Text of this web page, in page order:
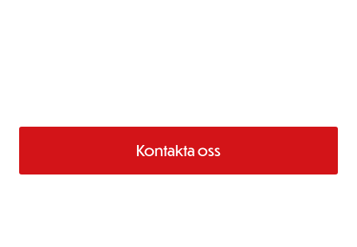
Kontakta oss